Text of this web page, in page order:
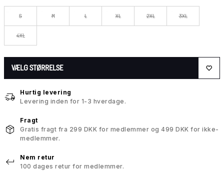
S M L XL 2XL 3XL
4XL
VÆLG STØRRELSE
Hurtig levering
Levering inden for 1-3 hverdage.
Fragt
Gratis fragt fra 299 DKK for medlemmer og 499 DKK for ikke-
medlemmer.
Nem retur
100 dages retur for medlemmer.